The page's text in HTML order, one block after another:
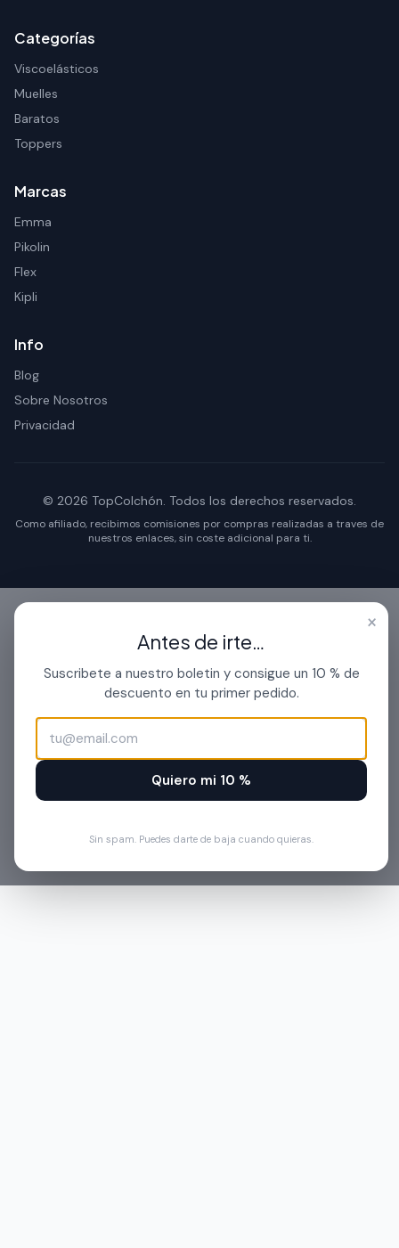
Categorías
Viscoelásticos
Muelles
Baratos
Toppers
Marcas
Emma
Pikolin
Flex
Kipli
Info
Blog
Sobre Nosotros
Privacidad
© 2026 TopColchón. Todos los derechos reservados.
Como afiliado, recibimos comisiones por compras realizadas a traves de
nuestros enlaces, sin coste adicional para ti.
×
Antes de irte…
Suscribete a nuestro boletin y consigue un 10 % de
descuento en tu primer pedido.
Quiero mi 10 %
Sin spam. Puedes darte de baja cuando quieras.